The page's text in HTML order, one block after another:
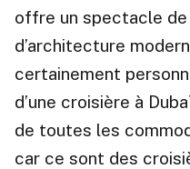
offre un spectacle
d’architecture
certainement
d’une croisière à
de toutes les
car ce sont des